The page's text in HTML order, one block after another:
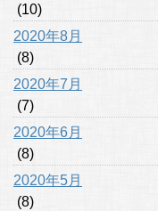
(10)
2020年8月
(8)
2020年7月
(7)
2020年6月
(8)
2020年5月
(8)